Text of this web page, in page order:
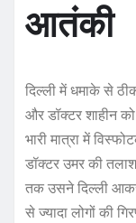
आतंकी
दिल्ली में धमाके से
और डॉक्टर शाहीन
भारी मात्रा में
डॉक्टर उमर की
तक उसने दिल्ली
से ज्यादा लोगों की